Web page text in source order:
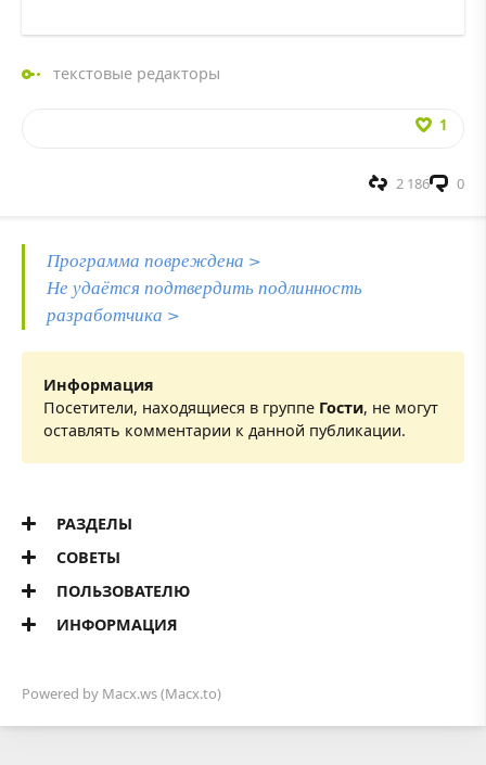
текстовые редакторы
1
0
2 186
Программа повреждена >
Не удаётся подтвердить подлинность
разработчика >
Информация
Посетители, находящиеся в группе Гости, не могут
оставлять комментарии к данной публикации.
РАЗДЕЛЫ
СОВЕТЫ
ПОЛЬЗОВАТЕЛЮ
ИНФОРМАЦИЯ
Powered by Macx.ws(Macx.to)